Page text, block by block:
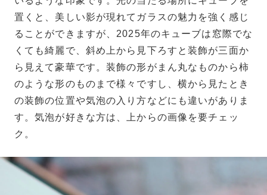
置くと、美しい影が現れてガラスの魅力を強く感じ
ることができますが、2025年のキューブは窓際でな
くても綺麗で、斜め上から見下ろすと装飾が三面か
ら見えて豪華です。装飾の形がまん丸なものから柿
のような形のものまで様々ですし、横から見たとき
の装飾の位置や気泡の入り方などにも違いがありま
す。気泡が好きな方は、上からの画像を要チェッ
ク。